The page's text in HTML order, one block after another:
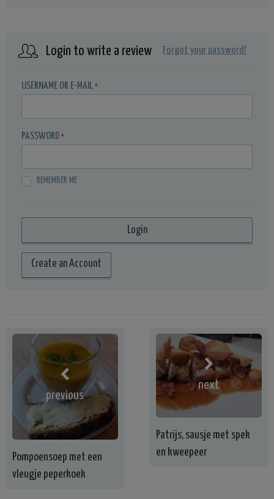
Login to write a review Forgot your password?
USERNAME OR E-MAIL *
PASSWORD *
REMEMBER ME
Create an Account
previous
Pompoensoep met een
vleugje peperkoek
next
Patrijs, sausje met spek
en kweepeer